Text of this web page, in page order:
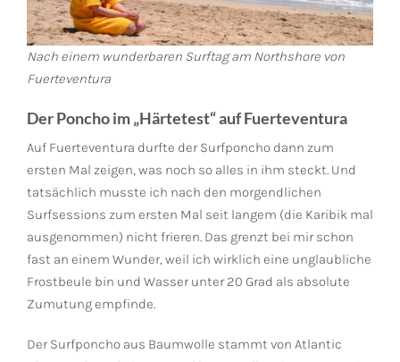
Nach einem wunderbaren Surftag am Northshore von
Fuerteventura
Der Poncho im „Härtetest“ auf Fuerteventura
Auf Fuerteventura durfte der Surfponcho dann zum
ersten Mal zeigen, was noch so alles in ihm steckt. Und
tatsächlich musste ich nach den morgendlichen
Surfsessions zum ersten Mal seit langem (die Karibik mal
ausgenommen) nicht frieren. Das grenzt bei mir schon
fast an einem Wunder, weil ich wirklich eine unglaubliche
Frostbeule bin und Wasser unter 20 Grad als absolute
Zumutung empfinde.
Der Surfponcho aus Baumwolle stammt von Atlantic